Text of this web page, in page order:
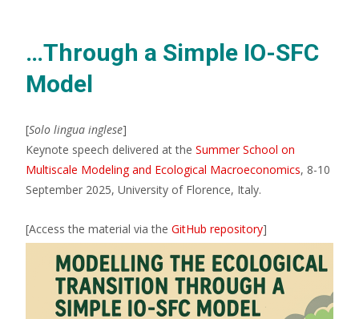
…Through a Simple IO-SFC
Model
[Solo lingua inglese]
Keynote speech delivered at the Summer School on
Multiscale Modeling and Ecological Macroeconomics, 8-10
September 2025, University of Florence, Italy.
[Access the material via the GitHub repository]